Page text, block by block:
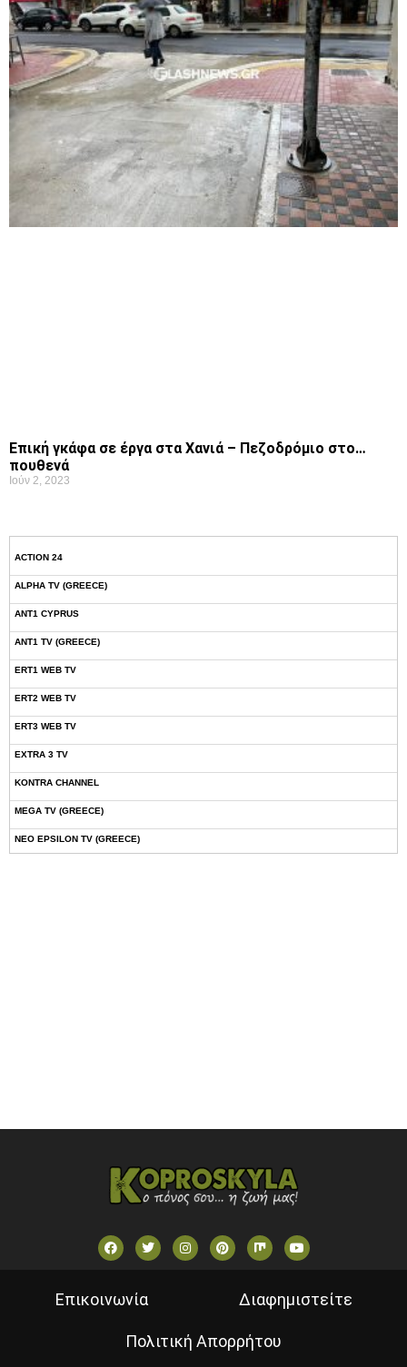
Επική γκάφα σε έργα στα Χανιά – Πεζοδρόμιο στο…
πουθενά
Ιούν 2, 2023
ACTION 24
ALPHA TV (GREECE)
ANT1 CYPRUS
ANT1 TV (GREECE)
ERT1 WEB TV
ERT2 WEB TV
ERT3 WEB TV
EXTRA 3 TV
KONTRA CHANNEL
MEGA TV (GREECE)
NEO EPSILON TV (GREECE)
Επικοινωνία Διαφημιστείτε
Πολιτική Απορρήτου